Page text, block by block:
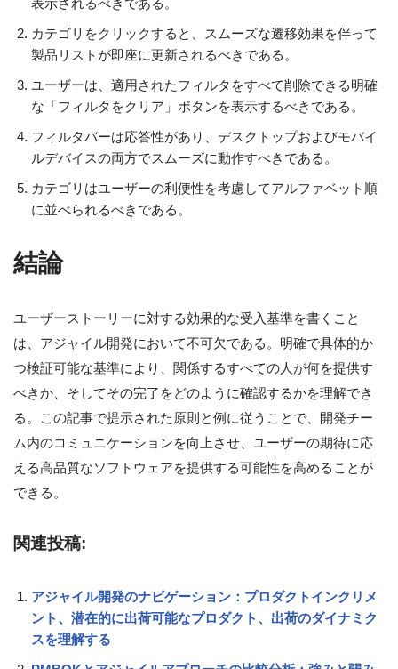
表示されるべきである。
カテゴリをクリックすると、スムーズな遷移効果を伴って
製品リストが即座に更新されるべきである。
ユーザーは、適用されたフィルタをすべて削除できる明確
な「フィルタをクリア」ボタンを表示するべきである。
フィルタバーは応答性があり、デスクトップおよびモバイ
ルデバイスの両方でスムーズに動作すべきである。
カテゴリはユーザーの利便性を考慮してアルファベット順
に並べられるべきである。
結論
ユーザーストーリーに対する効果的な受入基準を書くこと
は、アジャイル開発において不可欠である。明確で具体的か
つ検証可能な基準により、関係するすべての人が何を提供す
べきか、そしてその完了をどのように確認するかを理解でき
る。この記事で提示された原則と例に従うことで、開発チー
ム内のコミュニケーションを向上させ、ユーザーの期待に応
える高品質なソフトウェアを提供する可能性を高めることが
できる。
関連投稿:
アジャイル開発のナビゲーション：プロダクトインクリメ
ント、潜在的に出荷可能なプロダクト、出荷のダイナミク
スを理解する